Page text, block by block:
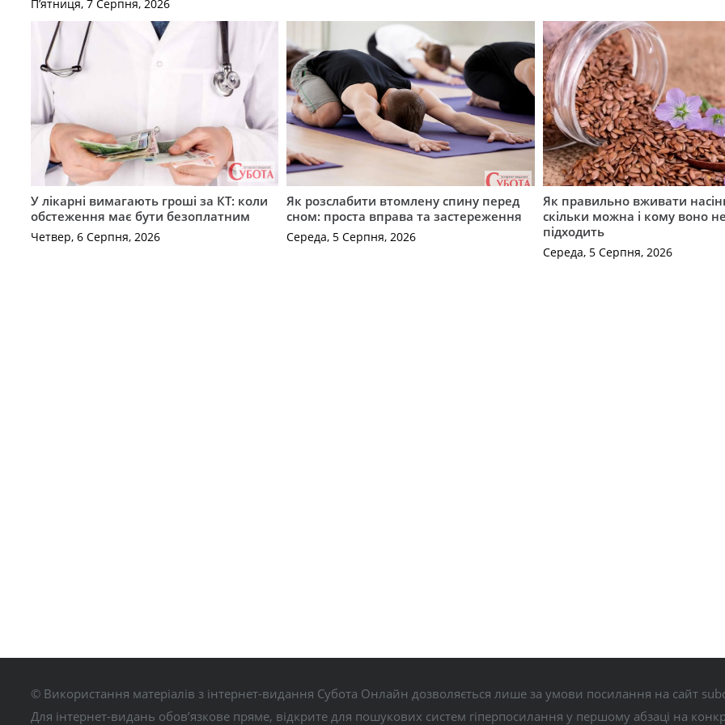
П’ятниця, 7 Серпня, 2026
У лікарні вимагають гроші за КТ: коли
обстеження має бути безоплатним
Четвер, 6 Серпня, 2026
Як розслабити втомлену спину перед
сном: проста вправа та застереження
Середа, 5 Серпня, 2026
Як правильно вживати
скільки можна і кому воно
підходить
Середа, 5 Серпня, 2026
© Використання матеріалів з інтернет-видання Субота Онлайн дозволяється лише за умови посилання на сайт
Для інтернет-видань обов’язкове пряме, відкрите для пошукових систем гіперпосилання у першому абзаці на